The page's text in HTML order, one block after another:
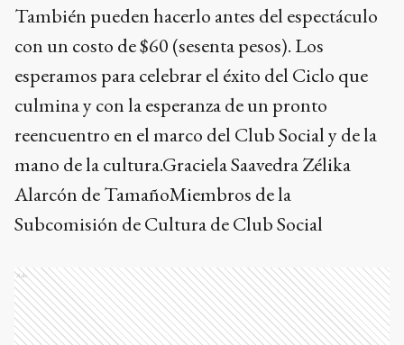
También pueden hacerlo antes del espectáculo
con un costo de $60 (sesenta pesos). Los
esperamos para celebrar el éxito del Ciclo que
culmina y con la esperanza de un pronto
reencuentro en el marco del Club Social y de la
mano de la cultura.Graciela Saavedra Zélika
Alarcón de TamañoMiembros de la
Subcomisión de Cultura de Club Social
Ads